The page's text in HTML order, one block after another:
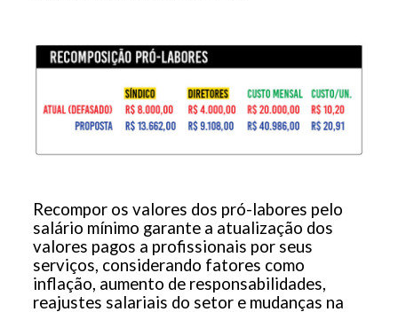
Recompor os valores dos pró-labores pelo
salário mínimo garante a atualização dos
valores pagos a profissionais por seus
serviços, considerando fatores como
inflação, aumento de responsabilidades,
reajustes salariais do setor e mudanças na